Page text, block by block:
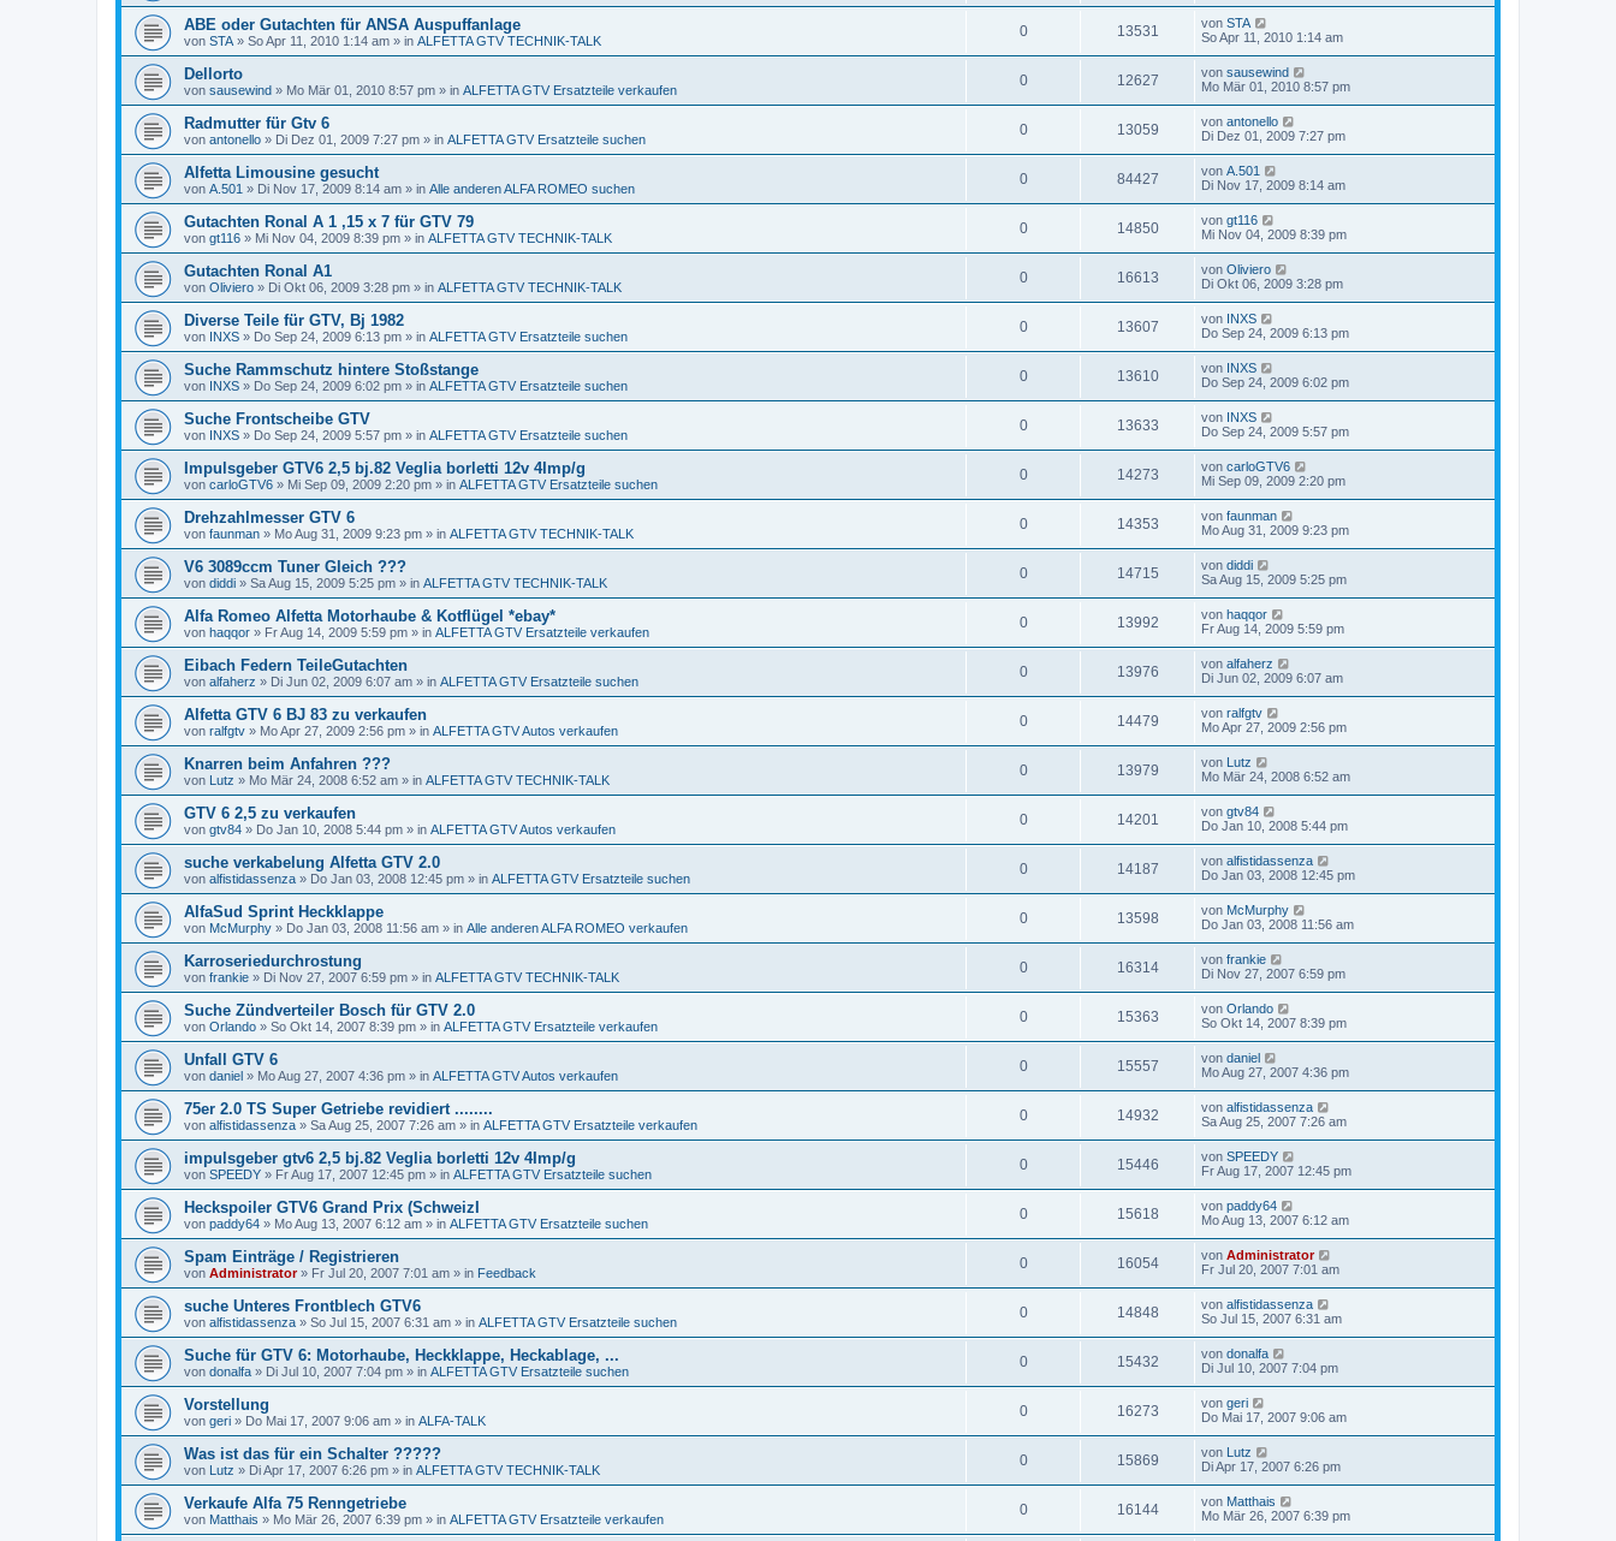
ABE oder Gutachten für ANSA Auspuffanlage
von STA » So Apr 11, 2010 1:14 am » in ALFETTA GTV TECHNIK-TALK
0 13531 von STA
So Apr 11, 2010 1:14 am
Dellorto
von sausewind » Mo Mär 01, 2010 8:57 pm » in ALFETTA GTV Ersatzteile verkaufen
0 12627 von sausewind
Mo Mär 01, 2010 8:57 pm
Radmutter für Gtv 6
von antonello » Di Dez 01, 2009 7:27 pm » in ALFETTA GTV Ersatzteile suchen
0 13059 von antonello
Di Dez 01, 2009 7:27 pm
Alfetta Limousine gesucht
von A.501 » Di Nov 17, 2009 8:14 am » in Alle anderen ALFA ROMEO suchen
0 84427 von A.501
Di Nov 17, 2009 8:14 am
Gutachten Ronal A 1 ,15 x 7 für GTV 79
von gt116 » Mi Nov 04, 2009 8:39 pm » in ALFETTA GTV TECHNIK-TALK
0 14850 von gt116
Mi Nov 04, 2009 8:39 pm
Gutachten Ronal A1
von Oliviero » Di Okt 06, 2009 3:28 pm » in ALFETTA GTV TECHNIK-TALK
0 16613 von Oliviero
Di Okt 06, 2009 3:28 pm
Diverse Teile für GTV, Bj 1982
von INXS » Do Sep 24, 2009 6:13 pm » in ALFETTA GTV Ersatzteile suchen
0 13607 von INXS
Do Sep 24, 2009 6:13 pm
Suche Rammschutz hintere Stoßstange
von INXS » Do Sep 24, 2009 6:02 pm » in ALFETTA GTV Ersatzteile suchen
0 13610 von INXS
Do Sep 24, 2009 6:02 pm
Suche Frontscheibe GTV
von INXS » Do Sep 24, 2009 5:57 pm » in ALFETTA GTV Ersatzteile suchen
0 13633 von INXS
Do Sep 24, 2009 5:57 pm
Impulsgeber GTV6 2,5 bj.82 Veglia borletti 12v 4Imp/g
von carloGTV6 » Mi Sep 09, 2009 2:20 pm » in ALFETTA GTV Ersatzteile suchen
0 14273 von carloGTV6
Mi Sep 09, 2009 2:20 pm
Drehzahlmesser GTV 6
von faunman » Mo Aug 31, 2009 9:23 pm » in ALFETTA GTV TECHNIK-TALK
0 14353 von faunman
Mo Aug 31, 2009 9:23 pm
V6 3089ccm Tuner Gleich ???
von diddi » Sa Aug 15, 2009 5:25 pm » in ALFETTA GTV TECHNIK-TALK
0 14715 von diddi
Sa Aug 15, 2009 5:25 pm
Alfa Romeo Alfetta Motorhaube & Kotflügel *ebay*
von haqqor » Fr Aug 14, 2009 5:59 pm » in ALFETTA GTV Ersatzteile verkaufen
0 13992 von haqqor
Fr Aug 14, 2009 5:59 pm
Eibach Federn TeileGutachten
von alfaherz » Di Jun 02, 2009 6:07 am » in ALFETTA GTV Ersatzteile suchen
0 13976 von alfaherz
Di Jun 02, 2009 6:07 am
Alfetta GTV 6 BJ 83 zu verkaufen
von ralfgtv » Mo Apr 27, 2009 2:56 pm » in ALFETTA GTV Autos verkaufen
0 14479 von ralfgtv
Mo Apr 27, 2009 2:56 pm
Knarren beim Anfahren ???
von Lutz » Mo Mär 24, 2008 6:52 am » in ALFETTA GTV TECHNIK-TALK
0 13979 von Lutz
Mo Mär 24, 2008 6:52 am
GTV 6 2,5 zu verkaufen
von gtv84 » Do Jan 10, 2008 5:44 pm » in ALFETTA GTV Autos verkaufen
0 14201 von gtv84
Do Jan 10, 2008 5:44 pm
suche verkabelung Alfetta GTV 2.0
von alfistidassenza » Do Jan 03, 2008 12:45 pm » in ALFETTA GTV Ersatzteile suchen
0 14187 von alfistidassenza
Do Jan 03, 2008 12:45 pm
AlfaSud Sprint Heckklappe
von McMurphy » Do Jan 03, 2008 11:56 am » in Alle anderen ALFA ROMEO verkaufen
0 13598 von McMurphy
Do Jan 03, 2008 11:56 am
Karroseriedurchrostung
von frankie » Di Nov 27, 2007 6:59 pm » in ALFETTA GTV TECHNIK-TALK
0 16314 von frankie
Di Nov 27, 2007 6:59 pm
Suche Zündverteiler Bosch für GTV 2.0
von Orlando » So Okt 14, 2007 8:39 pm » in ALFETTA GTV Ersatzteile verkaufen
0 15363 von Orlando
So Okt 14, 2007 8:39 pm
Unfall GTV 6
von daniel » Mo Aug 27, 2007 4:36 pm » in ALFETTA GTV Autos verkaufen
0 15557 von daniel
Mo Aug 27, 2007 4:36 pm
75er 2.0 TS Super Getriebe revidiert ........
von alfistidassenza » Sa Aug 25, 2007 7:26 am » in ALFETTA GTV Ersatzteile verkaufen
0 14932 von alfistidassenza
Sa Aug 25, 2007 7:26 am
impulsgeber gtv6 2,5 bj.82 Veglia borletti 12v 4Imp/g
von SPEEDY » Fr Aug 17, 2007 12:45 pm » in ALFETTA GTV Ersatzteile suchen
0 15446 von SPEEDY
Fr Aug 17, 2007 12:45 pm
Heckspoiler GTV6 Grand Prix (SchweizI
von paddy64 » Mo Aug 13, 2007 6:12 am » in ALFETTA GTV Ersatzteile suchen
0 15618 von paddy64
Mo Aug 13, 2007 6:12 am
Spam Einträge / Registrieren
von Administrator» Fr Jul 20, 2007 7:01 am » in Feedback
0 16054 von Administrator
Fr Jul 20, 2007 7:01 am
suche Unteres Frontblech GTV6
von alfistidassenza » So Jul 15, 2007 6:31 am » in ALFETTA GTV Ersatzteile suchen
0 14848 von alfistidassenza
So Jul 15, 2007 6:31 am
Suche für GTV 6: Motorhaube, Heckklappe, Heckablage, ...
von donalfa » Di Jul 10, 2007 7:04 pm » in ALFETTA GTV Ersatzteile suchen
0 15432 von donalfa
Di Jul 10, 2007 7:04 pm
Vorstellung
von geri » Do Mai 17, 2007 9:06 am » in ALFA-TALK
0 16273 von geri
Do Mai 17, 2007 9:06 am
Was ist das für ein Schalter ?????
von Lutz » Di Apr 17, 2007 6:26 pm » in ALFETTA GTV TECHNIK-TALK
0 15869 von Lutz
Di Apr 17, 2007 6:26 pm
Verkaufe Alfa 75 Renngetriebe
von Matthais » Mo Mär 26, 2007 6:39 pm » in ALFETTA GTV Ersatzteile verkaufen
0 16144 von Matthais
Mo Mär 26, 2007 6:39 pm